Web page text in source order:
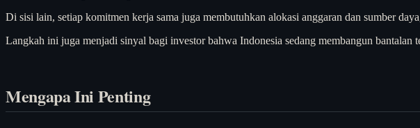
Di sisi lain, setiap komitmen kerja sama juga membutuhkan alokasi anggaran dan sumber
Langkah ini juga menjadi sinyal bagi investor bahwa Indonesia sedang membangun
Mengapa Ini Penting